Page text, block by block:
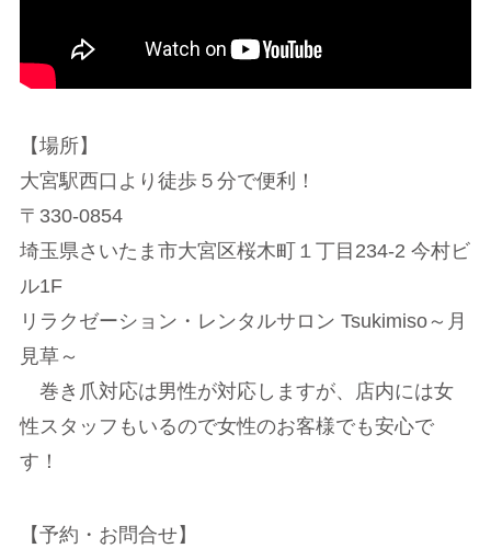
【場所】
大宮駅西口より徒歩５分で便利！
〒330-0854
埼玉県さいたま市大宮区桜木町１丁目234-2 今村ビ
ル1F
リラクゼーション・レンタルサロン Tsukimiso～月
見草～
巻き爪対応は男性が対応しますが、店内には女
性スタッフもいるので女性のお客様でも安心で
す！
【予約・お問合せ】